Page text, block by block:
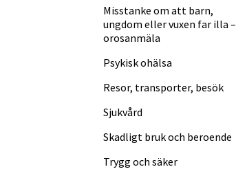
Misstanke om att barn,
ungdom eller vuxen far illa –
orosanmäla
Psykisk ohälsa
Resor, transporter, besök
Sjukvård
Skadligt bruk och beroende
Trygg och säker